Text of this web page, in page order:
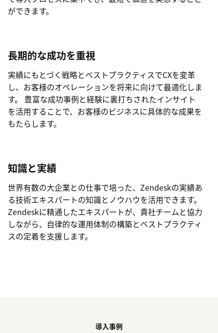
ができます。
長期的な成功を重視
実績にもとづく戦略とベストプラクティスでCXを変革
し、お客様のオペレーションを将来に向けて最適化しま
す。 豊富な成功事例と経験に裏打ちされたインサイト
を活用することで、お客様のビジネスに具体的な成果を
もたらします。
知識と実績
世界有数の大企業との仕事で培った、Zendeskの実績あ
る技術エキスパートの知識とノウハウを活用できます。
Zendeskに精通したエキスパートが、貴社チームと協力
しながら、自律的な運用体制の構築とベストプラクティ
スの定着を支援します。
導入事例